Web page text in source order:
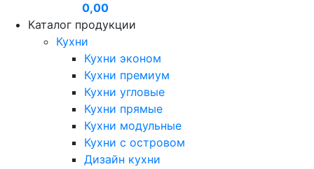
0,00
Каталог продукции
Кухни
Кухни эконом
Кухни премиум
Кухни угловые
Кухни прямые
Кухни модульные
Кухни с островом
Дизайн кухни